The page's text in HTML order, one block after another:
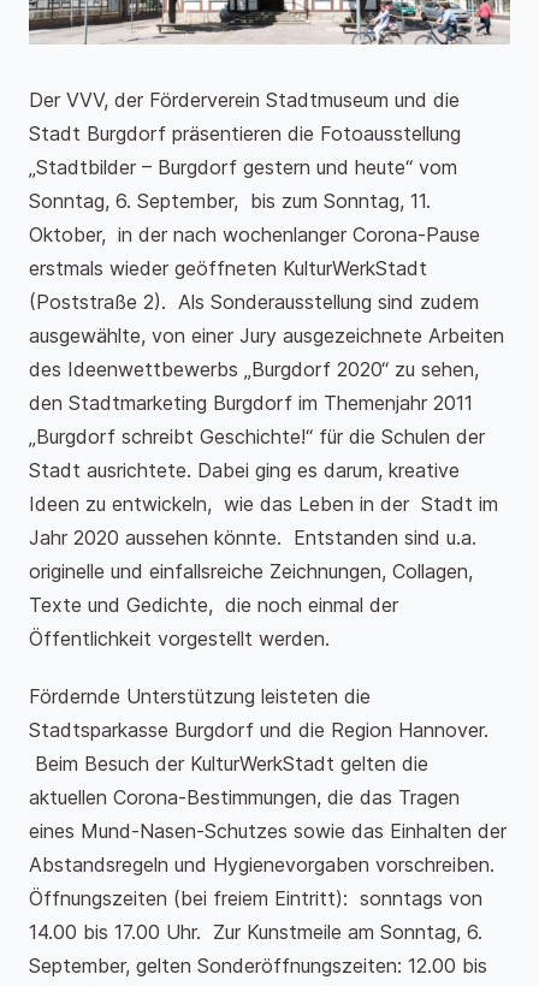
Der VVV, der Förderverein Stadtmuseum und die
Stadt Burgdorf präsentieren die Fotoausstellung
„Stadtbilder – Burgdorf gestern und heute“ vom
Sonntag, 6. September, bis zum Sonntag, 11.
Oktober, in der nach wochenlanger Corona-Pause
erstmals wieder geöffneten KulturWerkStadt
(Poststraße 2). Als Sonderausstellung sind zudem
ausgewählte, von einer Jury ausgezeichnete Arbeiten
des Ideenwettbewerbs „Burgdorf 2020“ zu sehen,
den Stadtmarketing Burgdorf im Themenjahr 2011
„Burgdorf schreibt Geschichte!“ für die Schulen der
Stadt ausrichtete. Dabei ging es darum, kreative
Ideen zu entwickeln, wie das Leben in der Stadt im
Jahr 2020 aussehen könnte. Entstanden sind u.a.
originelle und einfallsreiche Zeichnungen, Collagen,
Texte und Gedichte, die noch einmal der
Öffentlichkeit vorgestellt werden.
Fördernde Unterstützung leisteten die
Stadtsparkasse Burgdorf und die Region Hannover.
Beim Besuch der KulturWerkStadt gelten die
aktuellen Corona-Bestimmungen, die das Tragen
eines Mund-Nasen-Schutzes sowie das Einhalten der
Abstandsregeln und Hygienevorgaben vorschreiben.
Öffnungszeiten (bei freiem Eintritt): sonntags von
14.00 bis 17.00 Uhr. Zur Kunstmeile am Sonntag, 6.
September, gelten Sonderöffnungszeiten: 12.00 bis